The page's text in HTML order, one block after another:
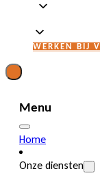
WERKEN BIJ
Menu
Home
Onze diensten